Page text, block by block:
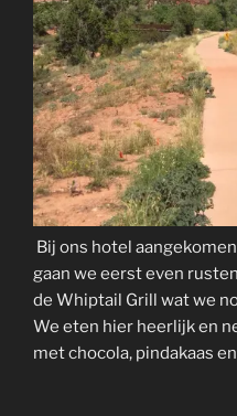
Bij ons hotel
gaan we eerst even
de Whiptail Grill wat we
We eten hier heerlijk en
met chocola, pindakaas